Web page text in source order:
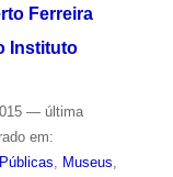
Ferreira
Instituto
— última
em:
Museus